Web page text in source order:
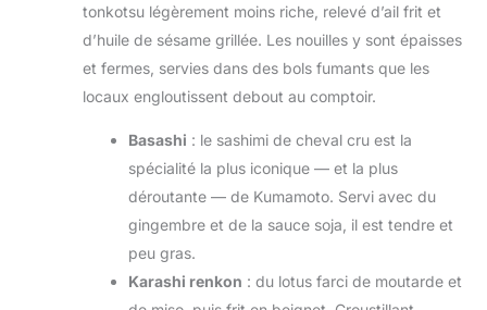
tonkotsu légèrement moins riche, relevé d’ail frit et
d’huile de sésame grillée. Les nouilles y sont épaisses
et fermes, servies dans des bols fumants que les
locaux engloutissent debout au comptoir.
Basashi : le sashimi de cheval cru est la
spécialité la plus iconique — et la plus
déroutante — de Kumamoto. Servi avec du
gingembre et de la sauce soja, il est tendre et
peu gras.
Karashi renkon : du lotus farci de moutarde et